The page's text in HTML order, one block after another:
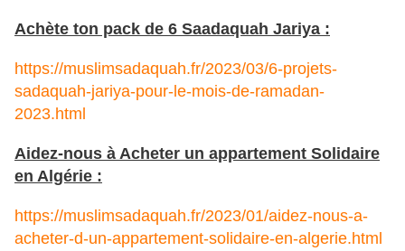
Achète ton pack de 6 Saadaquah Jariya :
https://muslimsadaquah.fr/2023/03/6-projets-
sadaquah-jariya-pour-le-mois-de-ramadan-
2023.html
Aidez-nous à Acheter un appartement Solidaire
en Algérie :
https://muslimsadaquah.fr/2023/01/aidez-nous-a-
acheter-d-un-appartement-solidaire-en-algerie.html